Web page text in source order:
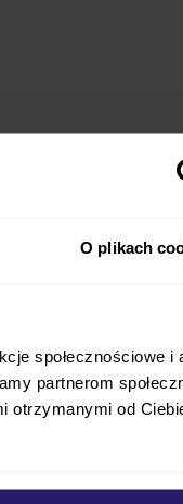
O plikach
społecznościowe i
partnerom
otrzymanymi od